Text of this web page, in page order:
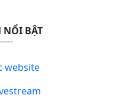
NỔI BẬT
website